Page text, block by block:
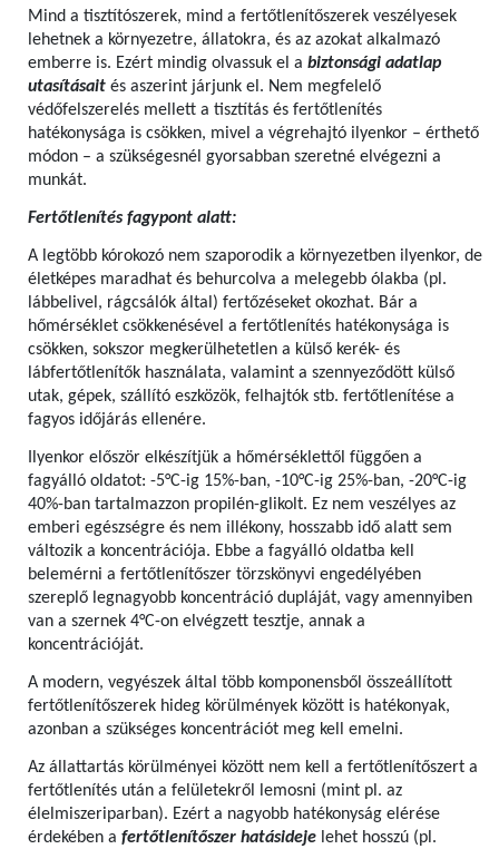
Mind a tisztítószerek, mind a fertőtlenítőszerek veszélyesek
lehetnek a környezetre, állatokra, és az azokat alkalmazó
emberre is. Ezért mindig olvassuk el a biztonsági adatlap
utasításait és aszerint járjunk el. Nem megfelelő
védőfelszerelés mellett a tisztítás és fertőtlenítés
hatékonysága is csökken, mivel a végrehajtó ilyenkor – érthető
módon – a szükségesnél gyorsabban szeretné elvégezni a
munkát.
Fertőtlenítés fagypont alatt:
A legtöbb kórokozó nem szaporodik a környezetben ilyenkor, de
életképes maradhat és behurcolva a melegebb ólakba (pl.
lábbelivel, rágcsálók által) fertőzéseket okozhat. Bár a
hőmérséklet csökkenésével a fertőtlenítés hatékonysága is
csökken, sokszor megkerülhetetlen a külső kerék- és
lábfertőtlenítők használata, valamint a szennyeződött külső
utak, gépek, szállító eszközök, felhajtók stb. fertőtlenítése a
fagyos időjárás ellenére.
Ilyenkor először elkészítjük a hőmérséklettől függően a
fagyálló oldatot: -5°C-ig 15%-ban, -10°C-ig 25%-ban, -20°C-ig
40%-ban tartalmazzon propilén-glikolt. Ez nem veszélyes az
emberi egészségre és nem illékony, hosszabb idő alatt sem
változik a koncentrációja. Ebbe a fagyálló oldatba kell
belemérni a fertőtlenítőszer törzskönyvi engedélyében
szereplő legnagyobb koncentráció dupláját, vagy amennyiben
van a szernek 4°C-on elvégzett tesztje, annak a
koncentrációját.
A modern, vegyészek által több komponensből összeállított
fertőtlenítőszerek hideg körülmények között is hatékonyak,
azonban a szükséges koncentrációt meg kell emelni.
Az állattartás körülményei között nem kell a fertőtlenítőszert a
fertőtlenítés után a felületekről lemosni (mint pl. az
élelmiszeriparban). Ezért a nagyobb hatékonyság elérése
érdekében a fertőtlenítőszer hatásideje lehet hosszú (pl.